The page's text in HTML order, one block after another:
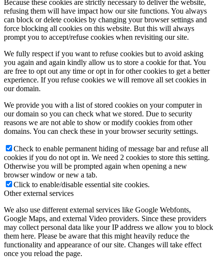
Because these cookies are strictly necessary to deliver the website,
refusing them will have impact how our site functions. You always
can block or delete cookies by changing your browser settings and
force blocking all cookies on this website. But this will always
prompt you to accept/refuse cookies when revisiting our site.
We fully respect if you want to refuse cookies but to avoid asking
you again and again kindly allow us to store a cookie for that. You
are free to opt out any time or opt in for other cookies to get a better
experience. If you refuse cookies we will remove all set cookies in
our domain.
We provide you with a list of stored cookies on your computer in
our domain so you can check what we stored. Due to security
reasons we are not able to show or modify cookies from other
domains. You can check these in your browser security settings.
Check to enable permanent hiding of message bar and refuse all
cookies if you do not opt in. We need 2 cookies to store this setting.
Otherwise you will be prompted again when opening a new
browser window or new a tab.
Click to enable/disable essential site cookies.
Other external services
We also use different external services like Google Webfonts,
Google Maps, and external Video providers. Since these providers
may collect personal data like your IP address we allow you to block
them here. Please be aware that this might heavily reduce the
functionality and appearance of our site. Changes will take effect
once you reload the page.